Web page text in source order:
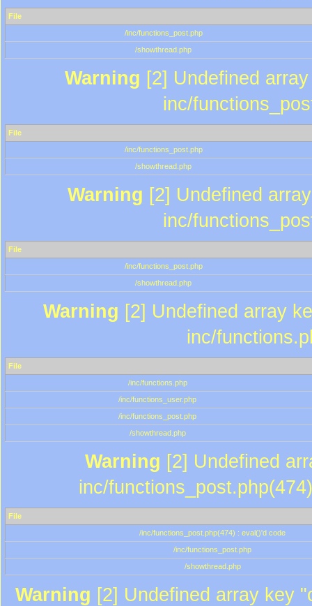
File
/inc/functions_post.php
/showthread.php
Warning [2] Undefined
inc/
File
/inc/functions_post.php
/showthread.php
Warning [2] Undefined
inc/
File
/inc/functions_post.php
/showthread.php
Warning [2] Undefined array
inc/
File
/inc/functions.php
/inc/functions_user.php
/inc/functions_post.php
/showthread.php
Warning [2] Undefined
inc/
File
/inc/functions_post.php(474) : eval()'d code
/inc/functions_post.php
/showthread.php
Warning [2] Undefined array key